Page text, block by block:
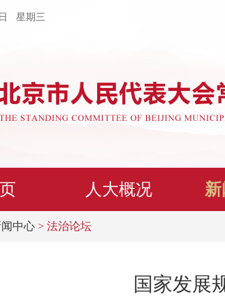
日 星期三
人大概况
中心 > 法治论坛
国家发展